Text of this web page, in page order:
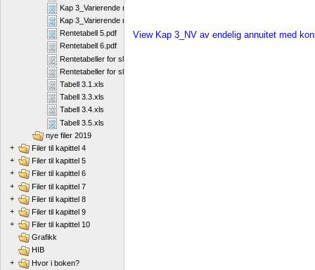
View Kap 3_NV av endelig annuitet med
Kap 3_Varierende rente.doc
Kap 3_Varierende rente.pdf
Rentetabell 5.pdf
Rentetabell 6.pdf
Rentetabeller for sluttverdi av annuitet.docx
Rentetabeller for sluttverdi av annuitet.pdf
Tabell 3.1.xls
Tabell 3.3.xls
Tabell 3.4.xls
Tabell 3.5.xls
nye filer 2019
+
Filer til kapittel 4
+
Filer til kapittel 5
+
Filer til kapittel 6
+
Filer til kapittel 7
+
Filer til kapittel 8
+
Filer til kapittel 9
+
Filer til kapittel 10
Grafikk
HIB
+
Hvor i boken?